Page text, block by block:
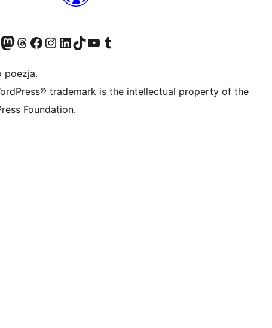
(dawniej Twitter)
nasze konto Bluesky
Odwiedź nasze konto na Mastodoncie
Odwiedź naszego Threadsa
Odwiedź naszego Facebooka
Odwiedź nasze konto na Instagramie
Odwiedź nasze konto na LinkedIn
Odwiedź naszego TikToka
Odwiedź nasz kanał YouTube
Odwiedź naszego Tumblra
poezja.
trademark is the intellectual property of the
Foundation.